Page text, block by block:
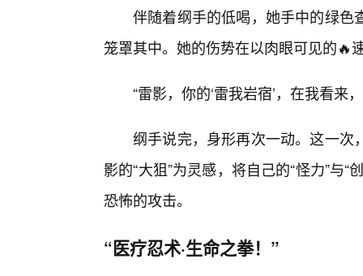
伴随着纲手的低喝，她手中的绿色
笼罩其中。她的伤势在以肉眼可见的🔥
“雷影，你的‘雷我岩宿’，在我看来
纲手说完，身形再次一动。这一次
影的“大狙”为灵感，将自己的“怪力”与
恐怖的攻击。
“医疗忍术·生命之拳！”